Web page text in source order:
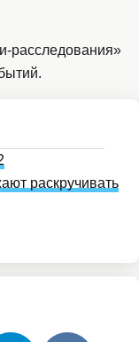
раскручивать